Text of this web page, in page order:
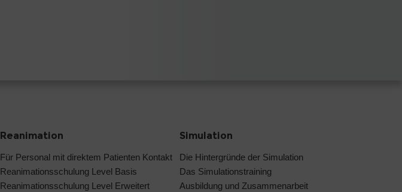
Reanimation
Für Personal mit direktem Patienten Kontakt
Reanimationsschulung Level Basis
Reanimationsschulung Level Erweitert
Simulation
Die Hintergründe der Simulation
Das Simulationstraining
Ausbildung und Zusammenarbeit